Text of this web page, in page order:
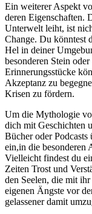
Ein‍ weiterer Aspekt
deren ⁤Eigenschaften.
Unterwelt leiht, ist
Change. Du könntest
Hel in deiner
besonderen Stein⁣
Erinnerungsstücke
Akzeptanz zu
Krisen zu⁢ fördern.
Um die Mythologie
⁤dich mit Geschichten
Bücher oder
ein,in die besonderen
Vielleicht findest du
Zeiten Trost und
den Seelen, die mit
‍eigenen Ängste vor
gelassener damit